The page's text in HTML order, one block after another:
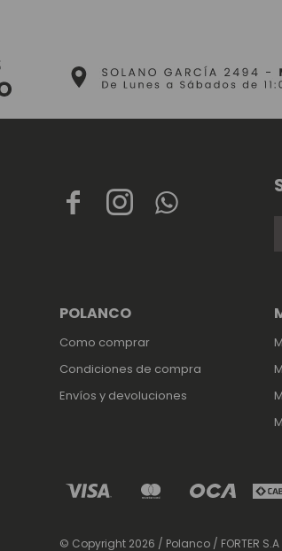
  
POLANCO
Como comprar
Condiciones de compra
Envíos y devoluciones
© Copyright 2026 / Polanco / FORTER S.A